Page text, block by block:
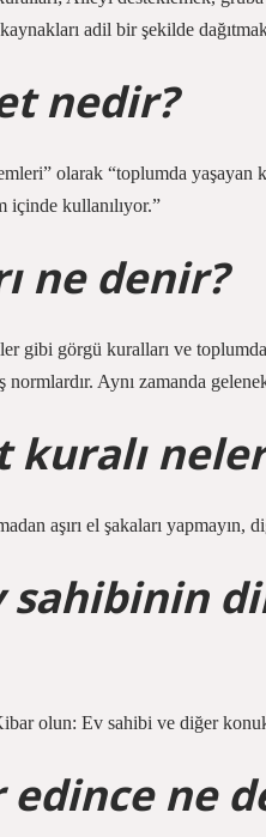
adil bir şekilde
nedir?
olarak “toplumda yaşayan
kullanılıyor.”
ne denir?
gibi görgü kuralları ve
normlardır. Aynı zamanda
kuralı
aşırı el şakaları yapmayın,
olun: Ev sahibi ve diğer
ne